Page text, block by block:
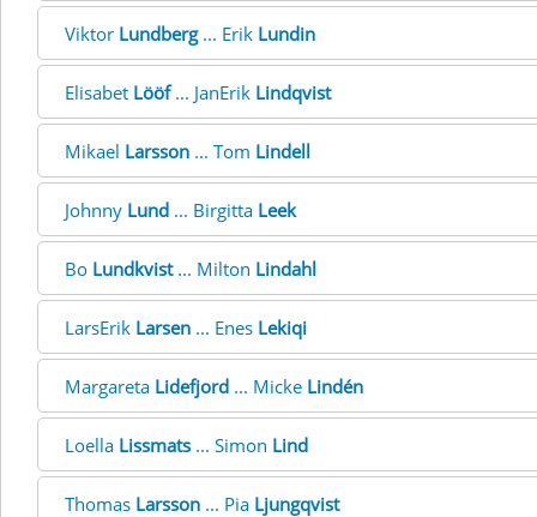
Viktor Lundberg... Erik Lundin
Elisabet Lööf... JanErik Lindqvist
Mikael Larsson ... Tom Lindell
Johnny Lund ... Birgitta Leek
Bo Lundkvist... Milton Lindahl
LarsErik Larsen ... Enes Lekiqi
Margareta Lidefjord ... Micke Lindén
Loella Lissmats ... Simon Lind
Thomas Larsson ... Pia Ljungqvist